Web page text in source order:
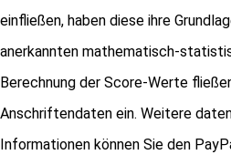
einfließen, haben diese ihre
anerkannten mathematisch-
Berechnung der Score-Werte
Anschriftendaten ein. Weitere
Informationen können Sie den